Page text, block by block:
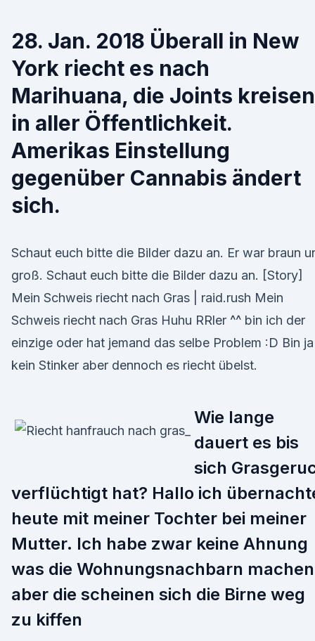
28. Jan. 2018 Überall in New
York riecht es nach
Marihuana, die Joints kreisen
in aller Öffentlichkeit.
Amerikas Einstellung
gegenüber Cannabis ändert
sich.
Schaut euch bitte die Bilder dazu an. Er war braun
groß. Schaut euch bitte die Bilder dazu an. [Story]
Mein Schweis riecht nach Gras | raid.rush Mein
Schweis riecht nach Gras Huhu RRler ^^ bin ich der
einzige oder hat jemand das selbe Problem :D Bin ja
kein Stinker aber dennoch es riecht übelst.
Wie lange
dauert es bis
sich
verflüchtigt hat? Hallo ich
heute mit meiner Tochter bei meiner
Mutter. Ich habe zwar keine Ahnung
was die Wohnungsnachbarn machen
aber die scheinen sich die Birne weg
zu kiffen